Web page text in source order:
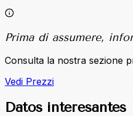
Prima di assumere,
Consulta la nostra sezione
Vedi Prezzi
Datos interesantes